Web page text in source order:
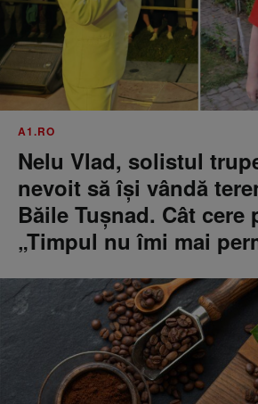
A1.RO
Nelu Vlad, solistul
nevoit să își vândă
Băile Tușnad. Cât cere
„Timpul nu îmi mai